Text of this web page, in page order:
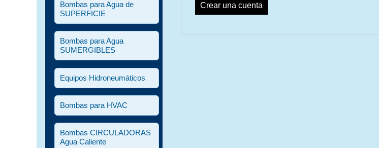
Bombas para Agua de
SUPERFICIE
Bombas para Agua
SUMERGIBLES
Equipos Hidroneumáticos
Bombas para HVAC
Bombas CIRCULADORAS
Agua Caliente
Crear una cuenta